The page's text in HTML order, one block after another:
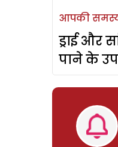
आपकी
ड्राई और
पाने के